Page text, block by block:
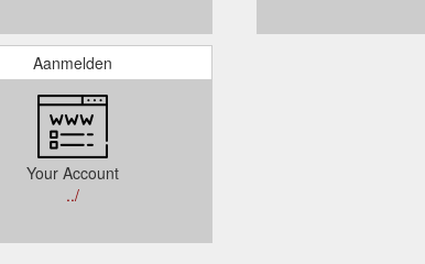
Aanmelden
Your Account
../